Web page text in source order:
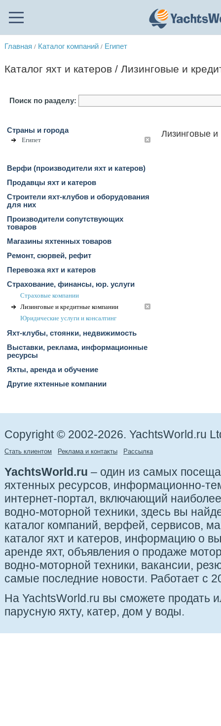
Главная / Каталог компаний / Египет
Каталог яхт и катеров / Лизинговые и
Поиск по разделу:
Страны и города
Египет
Верфи (производители яхт и катеров)
Продавцы яхт и катеров
Строители яхт-клубов и оборудования
для них
Производители сопутствующих
товаров
Магазины яхтенных товаров
Ремонт, сюрвей, рефит
Перевозка яхт и катеров
Страхование, финансы, юр. услуги
Страховые компании
Лизинговые и кредитные компании
Юридические услуги и конcалтинг
Яхт-клубы, стоянки, недвижимость
Выставки, реклама, информационные
ресурсы
Яхты, аренда и обучение
Другие яхтенные компании
Лизинговые и
Copyright © 2002-2026. YachtsWorld.ru
Стать клиентом Реклама и контакты Рассылка
YachtsWorld.ru – один из самых
яхтенных ресурсов, информационно-
интернет-портал, включающий
водно-моторной техники, здесь вы
каталог компаний, верфей, сервисов,
каталог яхт и катеров, информацию о
аренде яхт, объявления о продаже
водно-моторной техники, вакансии,
самые последние новости. Работает с
На YachtsWorld.ru вы сможете продать
парусную яхту, катер, дом у воды.